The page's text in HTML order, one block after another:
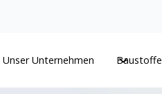
Unser Unternehmen Baustoffe